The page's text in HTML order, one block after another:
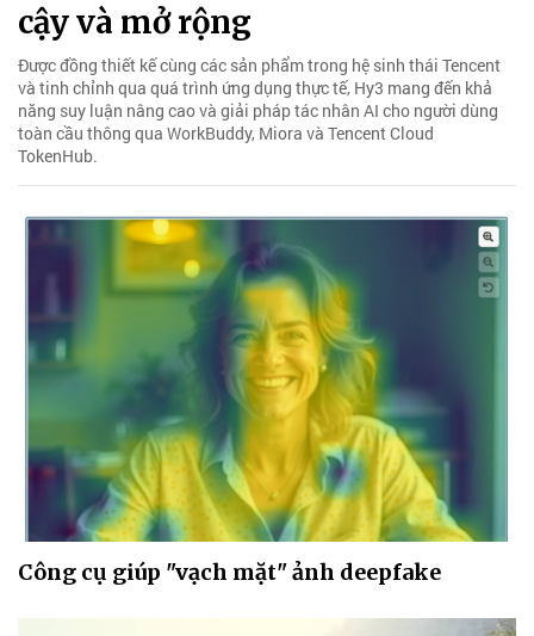
cậy và mở rộng
Được đồng thiết kế cùng các sản phẩm trong hệ sinh thái Tencent
và tinh chỉnh qua quá trình ứng dụng thực tế, Hy3 mang đến khả
năng suy luận nâng cao và giải pháp tác nhân AI cho người dùng
toàn cầu thông qua WorkBuddy, Miora và Tencent Cloud
TokenHub.
Công cụ giúp "vạch mặt" ảnh deepfake